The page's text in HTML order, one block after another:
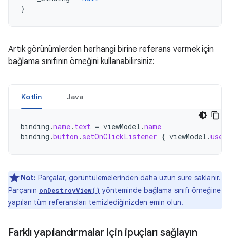
}
Artık görünümlerden herhangi birine referans vermek için
bağlama sınıfının örneğini kullanabilirsiniz:
Kotlin Java
binding .name. text = viewModel .name
binding .button . setOnClickListener { viewModel .
Not: Parçalar, görüntülemelerinden daha uzun süre saklanır.
Parçanın onDestroyView() yönteminde bağlama sınıfı örneğine
yapılan tüm referansları temizlediğinizden emin olun.
Farklı yapılandırmalar için ipuçları sağlayın